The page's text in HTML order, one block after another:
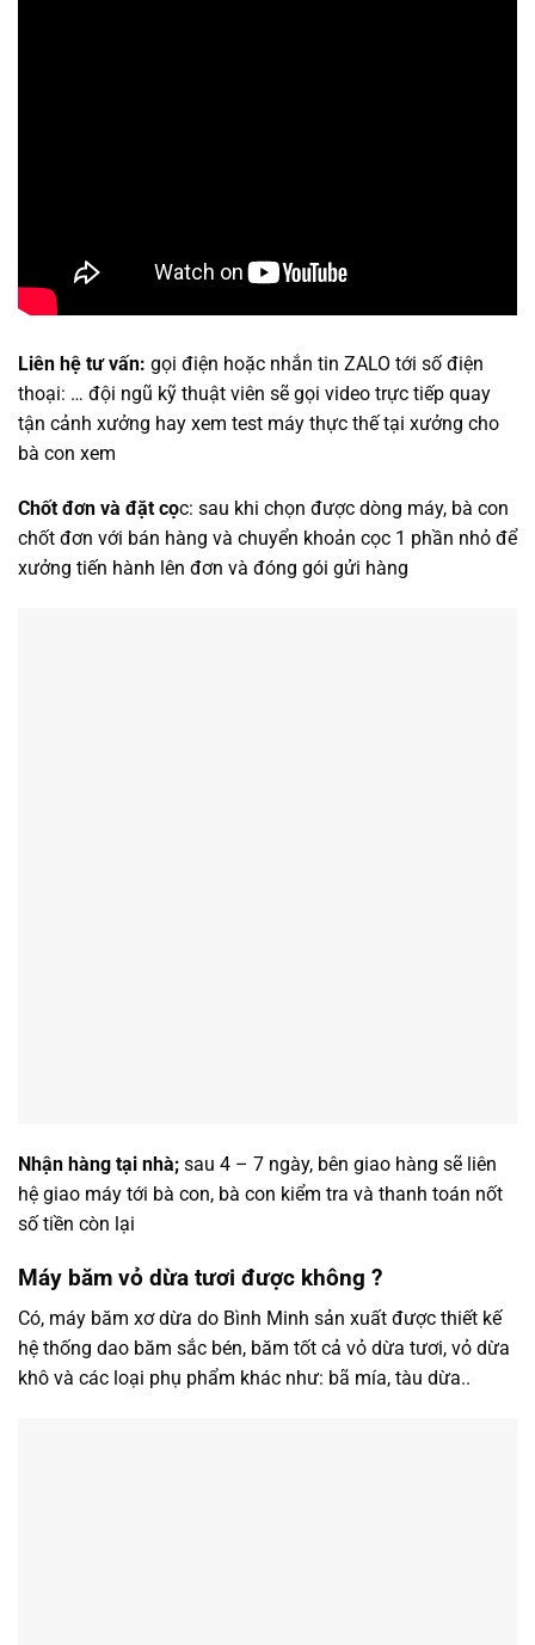
Liên hệ tư vấn: gọi điện hoặc nhắn tin ZALO tới số điện
thoại: … đội ngũ kỹ thuật viên sẽ gọi video trực tiếp quay
tận cảnh xưởng hay xem test máy thực thế tại xưởng cho
bà con xem
Chốt đơn và đặt cọc: sau khi chọn được dòng máy, bà con
chốt đơn với bán hàng và chuyển khoản cọc 1 phần nhỏ để
xưởng tiến hành lên đơn và đóng gói gửi hàng
Nhận hàng tại nhà; sau 4 – 7 ngày, bên giao hàng sẽ liên
hệ giao máy tới bà con, bà con kiểm tra và thanh toán nốt
số tiền còn lại
Máy băm vỏ dừa tươi được không ?
Có, máy băm xơ dừa do Bình Minh sản xuất được thiết kế
hệ thống dao băm sắc bén, băm tốt cả vỏ dừa tươi, vỏ dừa
khô và các loại phụ phẩm khác như: bã mía, tàu dừa..